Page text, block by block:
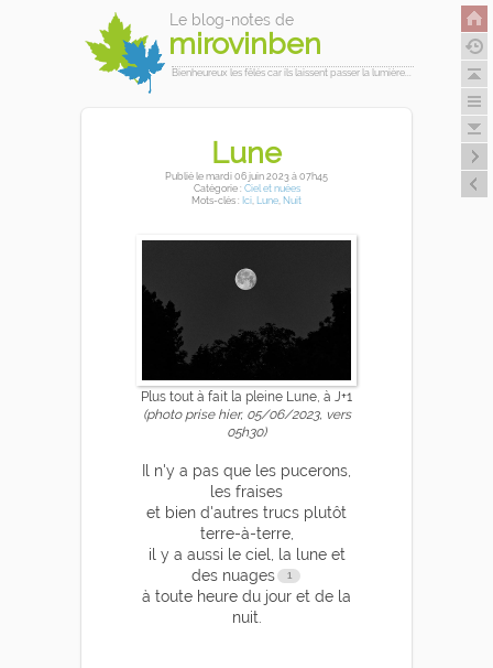
Le blog-notes de
mirovinben
Bienheureux les fêlés car ils laissent passer la lumière...
Lune
Publiéle mardi 06 juin 2023à 07h45
Catégorie : Ciel et nuées
Mots-clés : Ici Lune Nuit
Plus tout à fait la pleine Lune, à J+1
(photo prise hier, 05/06/2023, vers
05h30)
Il n'y a pas que les pucerons,
les fraises
et bien d'autres trucs plutôt
terre-à-terre,
il y a aussi le ciel, la lune et
des nuages
à toute heure du jour et de la
nuit.